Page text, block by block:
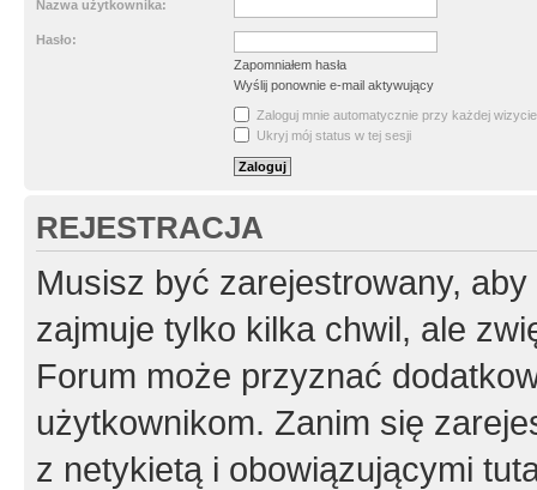
Nazwa użytkownika:
Hasło:
Zapomniałem hasła
Wyślij ponownie e-mail aktywujący
Zaloguj mnie automatycznie przy każdej wizycie
Ukryj mój status w tej sesji
REJESTRACJA
Musisz być zarejestrowany,
zajmuje tylko kilka chwil, ale
Forum może przyznać
użytkownikom. Zanim się
z netykietą i obowiązującymi